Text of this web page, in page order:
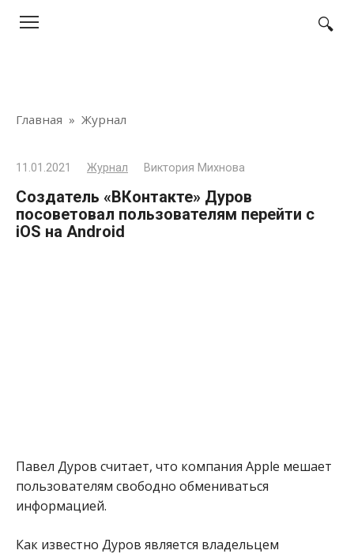
Главная » Журнал
11.01.2021 Журнал Виктория Михнова
Создатель «ВКонтакте» Дуров
посоветовал пользователям перейти с
iOS на Android
Павел Дуров считает, что компания Apple мешает
пользователям свободно обмениваться
информацией.
Как известно Дуров является владельцем